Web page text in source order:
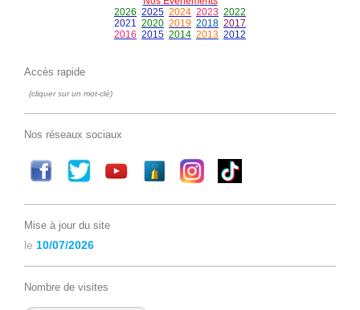
2026 2025 2024 2023 2022
2021 2020 2019 2018 2017
2016 2015 2014 2013 2012
Accès rapide
(cliquer sur un mot-clé)
Nos réseaux sociaux
Mise à jour du site
le 10/07/2026
Nombre de visites